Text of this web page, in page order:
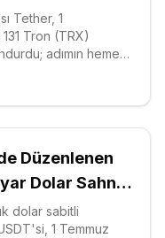
Tether, 1
131 Tron (TRX)
adımın hemen
Düzenlenen
Dolar Sahne
dolar sabitli
1 Temmuz